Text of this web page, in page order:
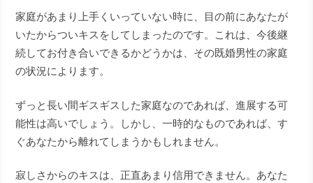
家庭があまり上手くいっていない時に、目の前にあなたが
いたからついキスをしてしまったのです。これは、今後継
続してお付き合いできるかどうかは、その既婚男性の家庭
の状況によります。
ずっと長い間ギスギスした家庭なのであれば、進展する可
能性は高いでしょう。しかし、一時的なものであれば、す
ぐあなたから離れてしまうかもしれません。
寂しさからのキスは、正直あまり信用できません。あなた